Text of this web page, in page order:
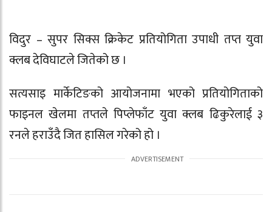
विदुर – सुपर सिक्स क्रिकेट प्रतियोगिता उपाधी तप्त युवा
क्लब देविघाटले जितेको छ ।
सत्यसाइ मार्केटिङको आयोजनामा भएको प्रतियोगिताको
फाइनल खेलमा तप्तले पिप्लेफाँट युवा क्लब ढिकुरेलाई ३
रनले हराउँदै जित हासिल गरेको हो ।